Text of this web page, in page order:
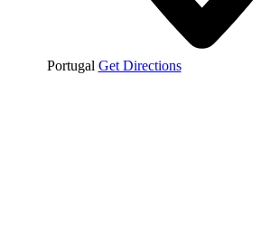
Portugal Get Directions